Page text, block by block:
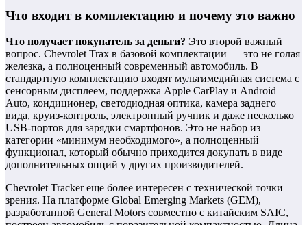
Что входит в комплектацию и почему это важно
Что получает покупатель за деньги? Это второй важный
вопрос. Chevrolet Trax в базовой комплектации — это не голая
железка, а полноценный современный автомобиль. В
стандартную комплектацию входят мультимедийная система с
сенсорным дисплеем, поддержка Apple CarPlay и Android
Auto, кондиционер, светодиодная оптика, камера заднего
вида, круиз-контроль, электронный ручник и даже несколько
USB-портов для зарядки смартфонов. Это не набор из
категории «минимум необходимого», а полноценный
функционал, который обычно приходится докупать в виде
дополнительных опций у других производителей.
Chevrolet Tracker еще более интересен с технической точки
зрения. На платформе Global Emerging Markets (GEM),
разработанной General Motors совместно с китайским SAIC,